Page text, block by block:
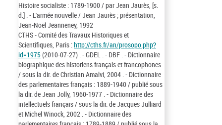
Histoire socialiste : 1789-1900 / par Jean Jaurès, [s.
d.] . - L'armée nouvelle / Jean Jaurès ; présentation,
Jean-Noël Jeanneney, 1992
CTHS - Comité des Travaux Historiques et
Scientifiques, Paris :http://cths.fr/an/prosopo.php?
id=1975(2010-07-27) . - GDEL . - DBF . - Dictionnaire
biographique des historiens français et francophones
/ sous la dir. de Christian Amalvi, 2004 . - Dictionnaire
des parlementaires français : 1889-1940 / publié sous
la dir. de Jean Jolly, 1960-1977 . - Dictionnaire des
intellectuels français / sous la dir. de Jacques Julliard
et Michel Winock, 2002 . - Dictionnaire des